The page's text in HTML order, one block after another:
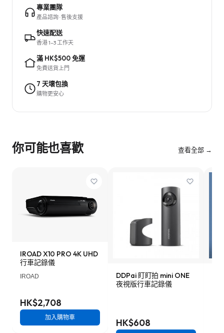
專業團隊
產品諮詢 · 售後支援
快速配送
香港 1–3 工作天
滿 HK$500 免運
免費送貨上門
7 天壞包換
購物更安心
你可能也喜歡 查看全部 →
IROAD X10 PRO 4K UHD
行車記錄儀
IROAD
HK$2,708
加入購物車
DDPai 盯盯拍 mini ONE
夜視版行車記錄儀
HK$608